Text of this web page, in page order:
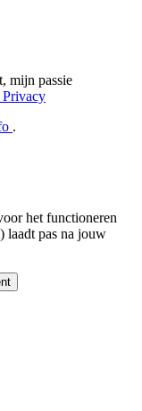
mijn passie
Privacy
.
het functioneren
laadt pas na jouw